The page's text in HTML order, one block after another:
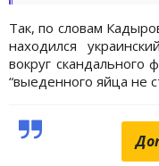
Так, по словам
находился
вокруг скандального
“выеденного яйца не